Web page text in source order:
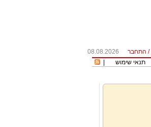
/ התחבר
08.08.2026
תנאי שימוש